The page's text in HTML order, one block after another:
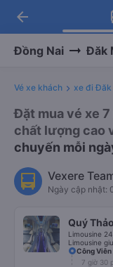
-
arrow_back
Đồng Nai Đăk
Vé xe khách xe đi Đăk
Đặt mua vé xe
chất lượng cao
chuyến mỗi
Vexere
Ngày cập nhật:
Quý
Limousine
Limousine
Công Viên
7 giờ 30